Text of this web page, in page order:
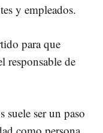
y empleados.
para que
responsable de
suele ser un paso